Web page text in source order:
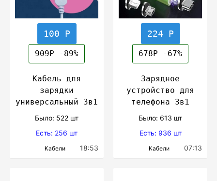
100 Р
909Р -89%
Кабель для
зарядки
универсальный 3в1
Было: 522 шт
Есть: 256 шт
Кабели 18:53
224 Р
678Р -67%
Зарядное
устройство для
телефона 3в1
Было: 613 шт
Есть: 936 шт
Кабели 07:13